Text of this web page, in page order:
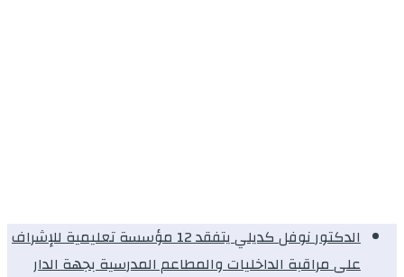
الدكتور نوفل كديلي يتفقد 12 مؤسسة تعليمية للإشراف
على مراقبة الداخليات والمطاعم المدرسية بجهة الدار